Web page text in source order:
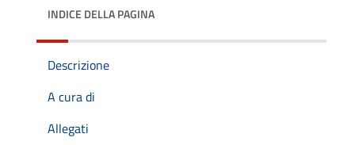
INDICE DELLA PAGINA
Descrizione
A cura di
Allegati